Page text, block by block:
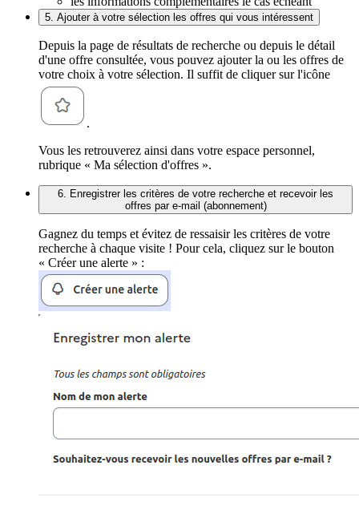
5. Ajouter à votre sélection les offres qui vous intéressent
Depuis la page de résultats de recherche ou depuis le détail
d'une offre consultée, vous pouvez ajouter la ou les offres de
votre choix à votre sélection. Il suffit de cliquer sur l'icône
.
Vous les retrouverez ainsi dans votre espace personnel,
rubrique « Ma sélection d'offres ».
6. Enregistrer les critères de votre recherche et recevoir les
offres par e-mail (abonnement)
Gagnez du temps et évitez de ressaisir les critères de votre
recherche à chaque visite ! Pour cela, cliquez sur le bouton
« Créer une alerte » :